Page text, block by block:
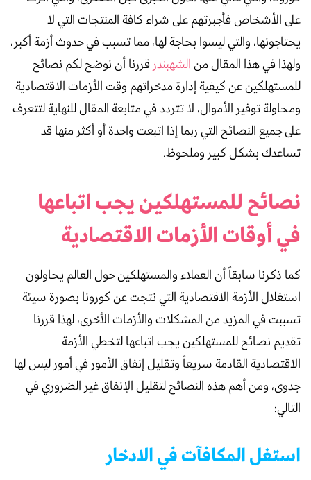
على الأشخاص فأجبرتهم على شراء كافة المنتجات التي لا
يحتاجونها، والتي ليسوا بحاجة لها، مما تسبب في حدوث أزمة أكبر،
ولهذا في هذا المقال من الشهبندرقررنا أن نوضح لكم نصائح
للمستهلكين عن كيفية إدارة مدخراتهم وقت الأزمات الاقتصادية
ومحاولة توفير الأموال، لا تتردد في متابعة المقال للنهاية لتتعرف
على جميع النصائح التي ربما إذا اتبعت واحدة أو أكثر منها قد
تساعدك بشكل كبير وملحوظ.
نصائح للمستهلكين يجب اتباعها
في أوقات الأزمات الاقتصادية
كما ذكرنا سابقاً أن العملاء والمستهلكين حول العالم يحاولون
استغلال الأزمة الاقتصادية التي نتجت عن كورونا بصورة سيئة
تسببت في المزيد من المشكلات والأزمات الأخرى، لهذا قررنا
تقديم نصائح للمستهلكين يجب اتباعها لتخطي الأزمة
الاقتصادية القادمة سريعاً وتقليل إنفاق الأمور في أمور ليس لها
جدوى، ومن أهم هذه النصائح لتقليل الإنفاق غير الضروري في
التالي:
استغل المكافآت في الادخار